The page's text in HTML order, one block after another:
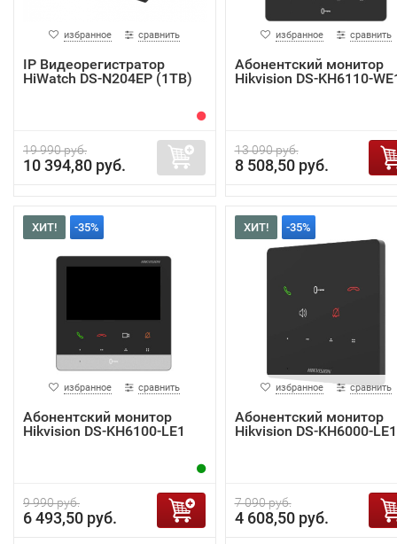
избранное сравнить
IP Видеорегистратор
HiWatch DS-N204EP (1TB)
19 990 руб.
10 394,80 руб.
избранное сравнить
Абонентский монитор
Hikvision DS-KH6110-
13 090 руб.
8 508,50 руб.
ХИТ! -35%
избранное сравнить
Абонентский монитор
Hikvision DS-KH6100-LE1
9 990 руб.
6 493,50 руб.
ХИТ! -35%
избранное сравнить
Абонентский монитор
Hikvision DS-KH6000-LE1
7 090 руб.
4 608,50 руб.